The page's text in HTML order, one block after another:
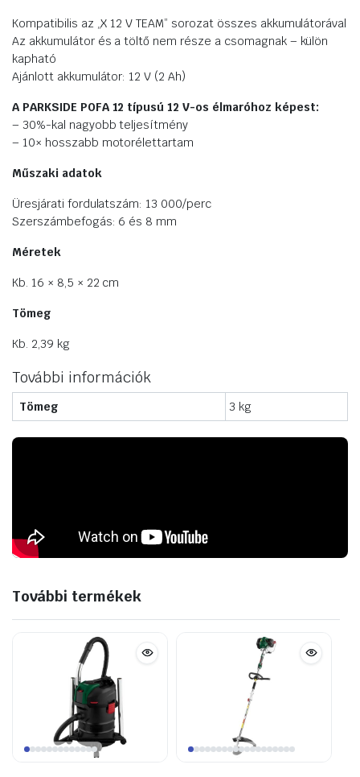
Kompatibilis az „X 12 V TEAM” sorozat összes akkumulátorával
Az akkumulátor és a töltő nem része a csomagnak – külön
kapható
Ajánlott akkumulátor: 12 V (2 Ah)
A PARKSIDE POFA 12 típusú 12 V-os élmaróhoz képest:
– 30%-kal nagyobb teljesítmény
– 10× hosszabb motorélettartam
Műszaki adatok
Üresjárati fordulatszám: 13 000/perc
Szerszámbefogás: 6 és 8 mm
Méretek
Kb. 16 × 8,5 × 22 cm
Tömeg
Kb. 2,39 kg
További információk
Tömeg 3 kg
További termékek